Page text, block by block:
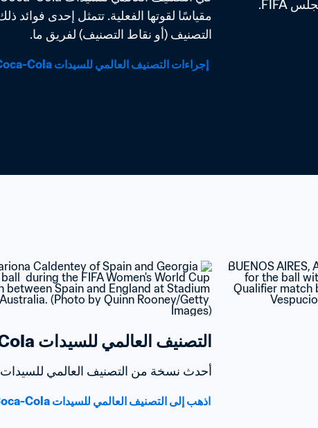
التصنيف (أو نقاط التصنيف) لفريق ما.
التصنيف العالمي للسيدات FIFA/Coca-Cola
أحدث نسخة من التصنيف العالمي للسيدات FIFA/Coca-Cola
اذهب إلى التصنيف العالمي للسيدات FIFA/Coca-Cola